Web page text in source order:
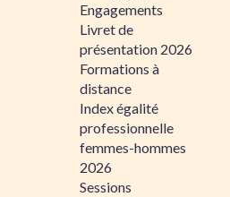
Engagements
Livret de
présentation 2026
Formations à
distance
Index égalité
professionnelle
femmes-hommes
2026
Sessions